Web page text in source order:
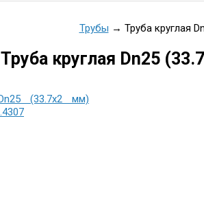
Трубы → Труба круглая
Труба круглая Dn25